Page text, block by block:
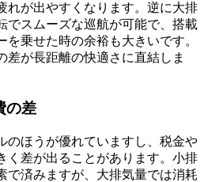
れが出やすくなります。逆に大排
でスムーズな巡航が可能で、搭載
乗せた時の余裕も大きいです。
差が長距離の快適さに直結しま
の差
のほうが優れていますし、税金や
く差が出ることがあります。小排
で済みますが、大排気量では消耗